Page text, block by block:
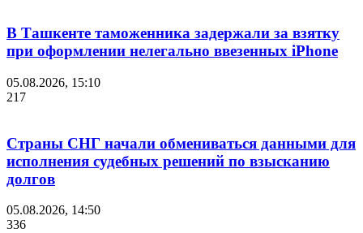
В Ташкенте таможенника задержали за взятку
при оформлении нелегально ввезенных iPhone
05.08.2026, 15:10
217
Страны СНГ начали обмениваться данными для
исполнения судебных решений по взысканию
долгов
05.08.2026, 14:50
336